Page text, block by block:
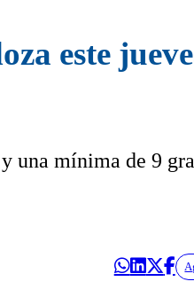
este
una mínima de 9